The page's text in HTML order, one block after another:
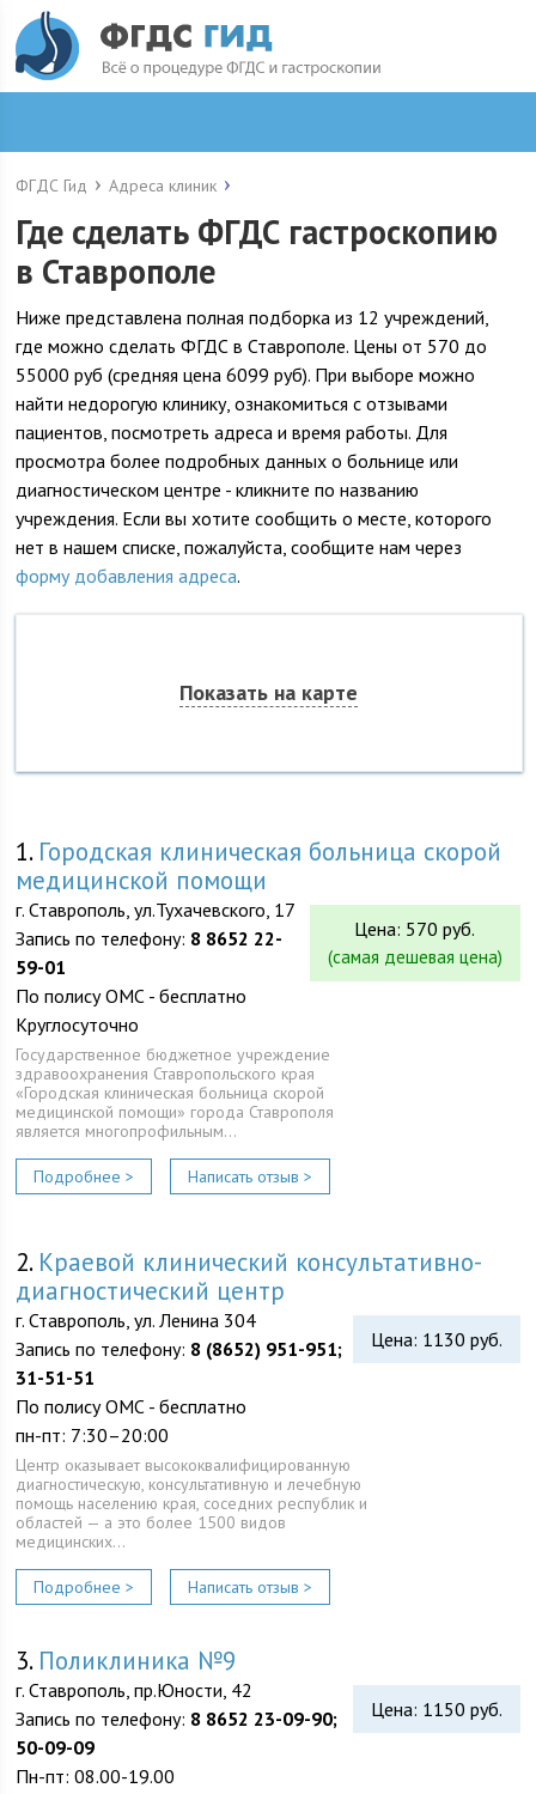
ФГДС Гид Адреса клиник
Где сделать ФГДС гастроскопию
в Ставрополе
Ниже представлена полная подборка из 12 учреждений,
где можно сделать ФГДС в Ставрополе. Цены от 570 до
55000 руб (средняя цена 6099 руб). При выборе можно
найти недорогую клинику, ознакомиться с отзывами
пациентов, посмотреть адреса и время работы. Для
просмотра более подробных данных о больнице или
диагностическом центре - кликните по названию
учреждения. Если вы хотите сообщить о месте, которого
нет в нашем списке, пожалуйста, сообщите нам через
форму добавления адреса.
Показать на карте
1. Городская клиническая больница скорой
медицинской помощи
Цена: 570 руб.
(самая дешевая цена)
г. Ставрополь, ул.Тухачевского, 17
Запись по телефону: 8 8652 22-
59-01
По полису ОМС - бесплатно
Круглосуточно
Государственное бюджетное учреждение
здравоохранения Ставропольского края
«Городская клиническая больница скорой
медицинской помощи» города Ставрополя
является многопрофильным…
Подробнее > Написать отзыв >
2. Краевой клинический консультативно-
диагностический центр
Цена: 1130 руб.
г. Ставрополь, ул. Ленина 304
Запись по телефону: 8 (8652) 951-951;
31-51-51
По полису ОМС - бесплатно
пн-пт: 7:30–20:00
Центр оказывает высококвалифицированную
диагностическую, консультативную и лечебную
помощь населению края, соседних республик и
областей — а это более 1500 видов
медицинских…
Подробнее > Написать отзыв >
3. Поликлиника №9
Цена: 1150 руб.
г. Ставрополь, пр.Юности, 42
Запись по телефону: 8 8652 23-09-90;
50-09-09
Пн-пт: 08.00-19.00